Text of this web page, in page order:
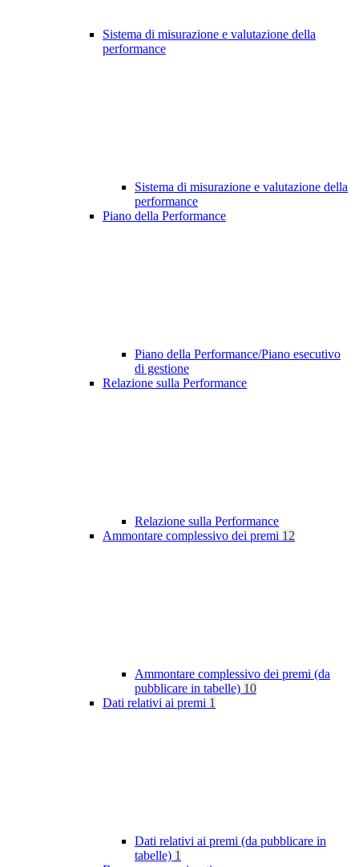
Sistema di misurazione e valutazione della
performance
Sistema di misurazione e valutazione della
performance
Piano della Performance
Piano della Performance/Piano esecutivo
di gestione
Relazione sulla Performance
Relazione sulla Performance
Ammontare complessivo dei premi 12
Ammontare complessivo dei premi (da
pubblicare in tabelle) 10
Dati relativi ai premi 1
Dati relativi ai premi (da pubblicare in
tabelle) 1